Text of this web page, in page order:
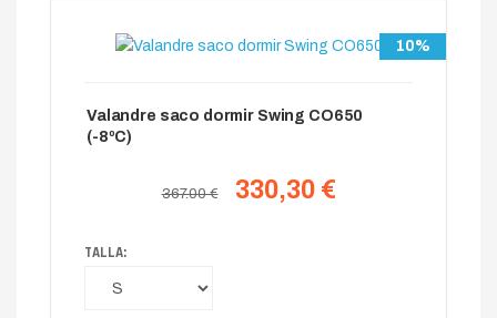
10%
Valandre saco dormir Swing CO650
(-8ºC)
367.00 € 330,30 €
TALLA: